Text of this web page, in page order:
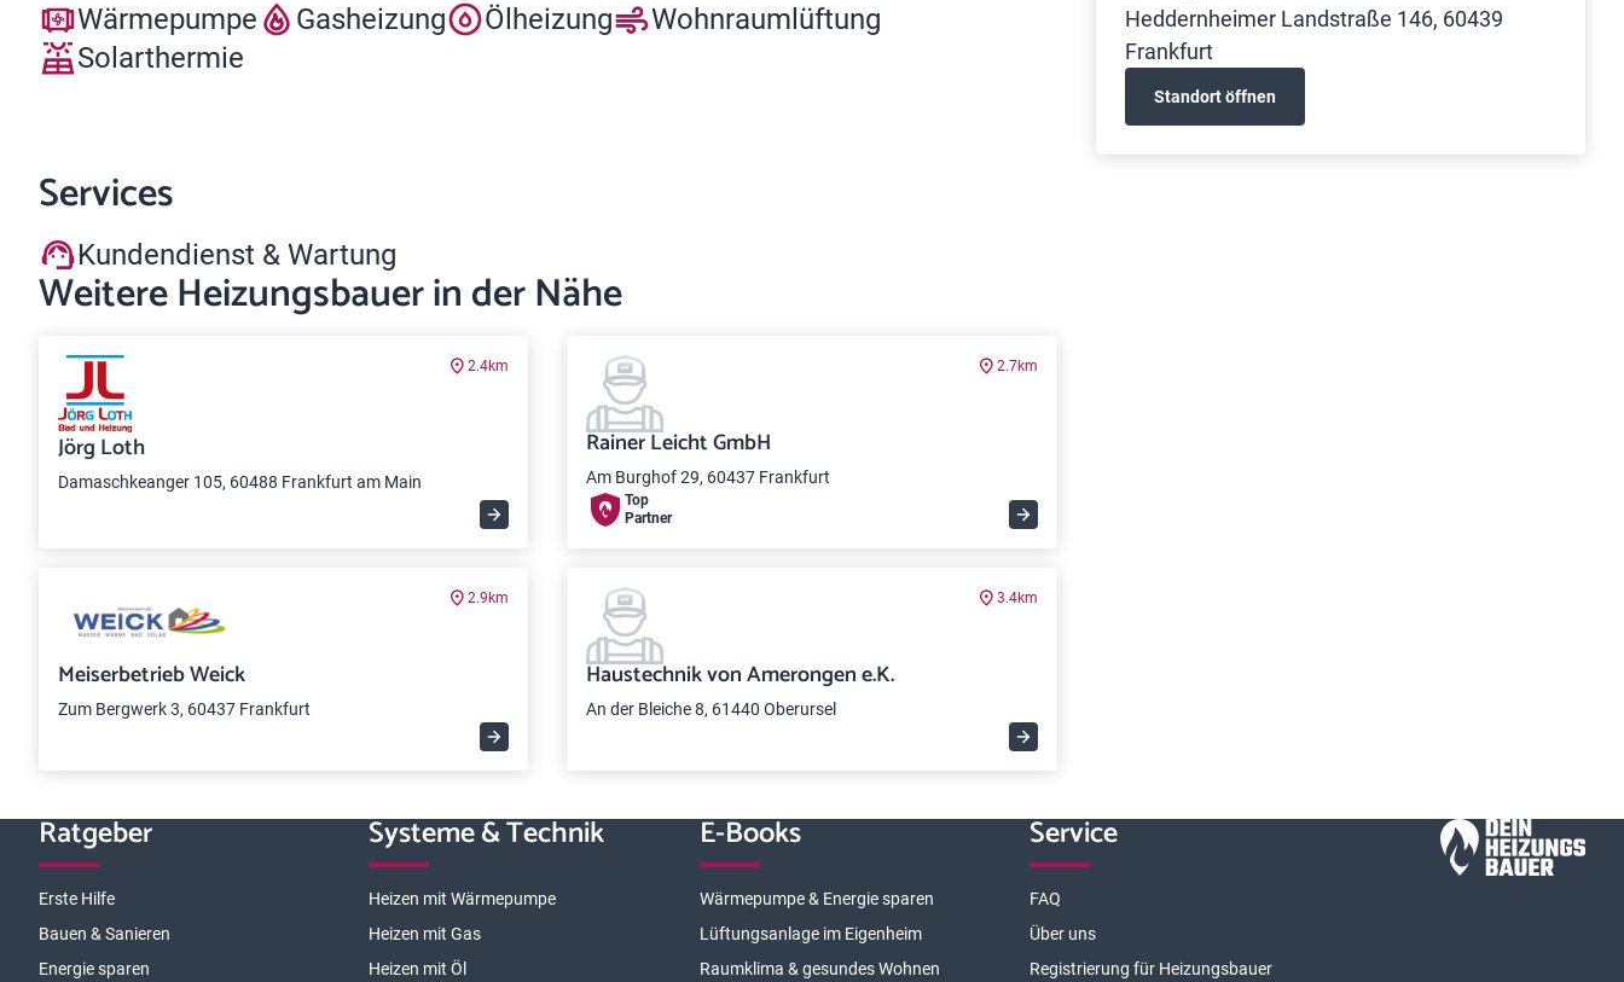
Wärmepumpe Gasheizung Ölheizung
Wohnraumlüftung
Solarthermie
Services
Kundendienst & Wartung
Weitere Heizungsbauer in der Nähe
2.4km
Jörg Loth
Damaschkeanger 105, 60488 Frankfurt am Main
2.7km
Rainer Leicht GmbH
Am Burghof 29, 60437 Frankfurt
Top
Partner
2.9km
Meiserbetrieb Weick
Zum Bergwerk 3, 60437 Frankfurt
3.4km
Haustechnik von Amerongen e.K.
An der Bleiche 8, 61440 Oberursel
Heddernheimer Landstraße 146, 60439
Frankfurt
Standort öffnen
Ratgeber
Erste Hilfe
Bauen & Sanieren
Energie sparen
Systeme & Technik
Heizen mit Wärmepumpe
Heizen mit Gas
Heizen mit Öl
E-Books
Wärmepumpe & Energie sparen
Lüftungsanlage im Eigenheim
Raumklima & gesundes Wohnen
Service
FAQ
Über uns
Registrierung für Heizungsbauer